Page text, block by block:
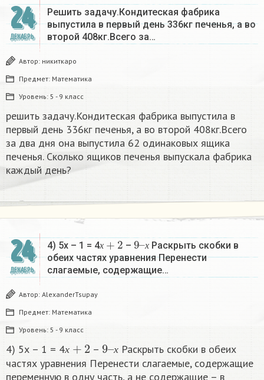
24
ДЕКАБРЬ
Решить задачу.Кондитеская фабрика
выпустила в первый день 336кг печенья, а во
второй 408кг.Всего за…
Автор: никиткаро
Предмет: Математика
Уровень: 5 - 9 класс
решить задачу.Кондитеская фабрика выпустила в
первый день 336кг печенья, а во второй 408кг.Всего
за два дня она выпустила 62 одинаковых ящика
печенья. Сколько ящиков печенья выпускала фабрика
каждый день?
24
ДЕКАБРЬ
4) 5х – 1 = 4х
х+2
– х
9–
х
Раскрыть скобки в
обеих частях уравнения Перенести
слагаемые, содержащие…
Автор: AlexanderTsupay
Предмет: Математика
Уровень: 5 - 9 класс
4) 5х – 1 = 4х – х
9
х
Раскрыть скобки в обеих
частях уравнения Перенести слагаемые, содержащие
переменную в одну часть, а не содержащие – в